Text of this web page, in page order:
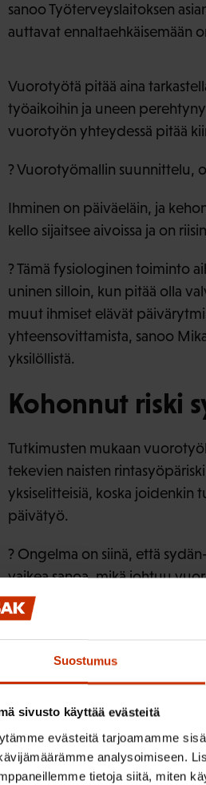
Suostumus
sivusto käyttää evästeitä
evästeitä tarjoamamme
analysoimiseen.
tietoja siitä, miten
sanoo Työterveyslaitoksen
auttavat ennaltaehkäisemään
Vuorotyötä pitää aina
työaikoihin ja uneen
vuorotyön yhteydessä pitää
? Vuorotyömallin suunnittelu,
Ihminen on päiväeläin, ja
kello sijaitsee aivoissa ja on
? Tämä fysiologinen toiminto
uninen silloin, kun pitää olla
muut ihmiset elävät
yhteensovittamista, sanoo
yksilöllistä.
Kohonnut riski
Tutkimusten mukaan
tekevien naisten
yksiselitteisiä, koska joidenkin
päivätyö.
? Ongelma on siinä, että
vaikea sanoa, mikä johtuu
lisää, että on hyvä välttää
Vuorotyötä tekevän on siksi
Rytmin